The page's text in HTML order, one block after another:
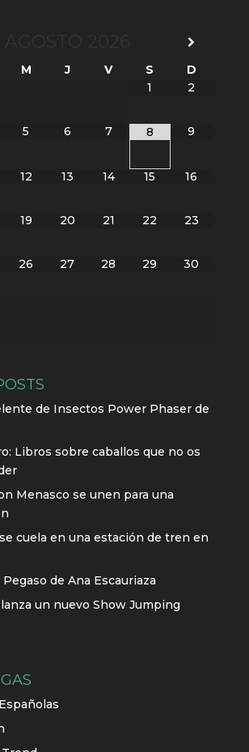
M J V S
D
1
2
5 6 7 8 9
12 13 14 15 16
19 20 21 22 23
26 27 28 29 30
de Insectos Power Phaser de
Libros sobre caballos que no os
Menasco se unen para una
cuela en una estación de tren en
Pegaso de Ana Escauriaza
un nuevo Show Jumping